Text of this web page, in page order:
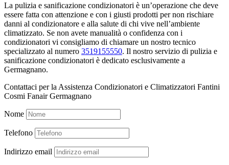
La pulizia e sanificazione condizionatori è un’operazione che deve
essere fatta con attenzione e con i giusti prodotti per non rischiare
danni al condizionatore e alla salute di chi vive nell’ambiente
climatizzato. Se non avete manualità o confidenza con i
condizionatori vi consigliamo di chiamare un nostro tecnico
specializzato al numero 3519155550. Il nostro servizio di pulizia e
sanificazione condizionatori è dedicato esclusivamente a
Germagnano.
Contattaci per la Assistenza Condizionatori e Climatizzatori Fantini
Cosmi Fanair Germagnano
Nome
Telefono
Indirizzo email